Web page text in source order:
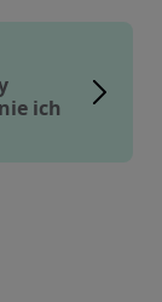
ich